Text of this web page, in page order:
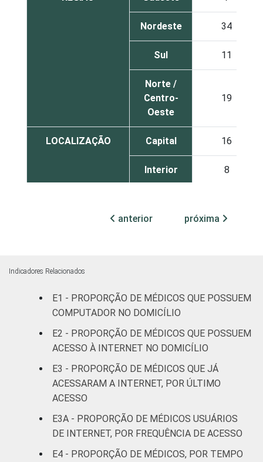
Nordeste 34
Sul 11
Norte /
Centro-
Oeste
19
LOCALIZAÇÃO Capital 16
Interior 8
ESTABELECIMENTO
Internação
Com
Internação
50 leitos)
9
FAIXA ETÁRIA
Até 35
36 a 50
anos
21
anterior próxima
Indicadores Relacionados
E1 - PROPORÇÃO DE MÉDICOS QUE POSSUEM
COMPUTADOR NO DOMICÍLIO
E2 - PROPORÇÃO DE MÉDICOS QUE POSSUEM
ACESSO À INTERNET NO DOMICÍLIO
E3 - PROPORÇÃO DE MÉDICOS QUE JÁ
ACESSARAM A INTERNET, POR ÚLTIMO
ACESSO
E3A - PROPORÇÃO DE MÉDICOS USUÁRIOS
DE INTERNET, POR FREQUÊNCIA DE ACESSO
E4 - PROPORÇÃO DE MÉDICOS, POR TEMPO